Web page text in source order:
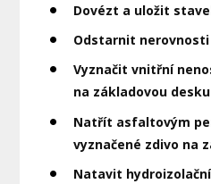
Dovézt a uložit
Odstarnit
Vyznačit vnitřní
na základovou desku
Natřít asfaltovým
vyznačené zdivo na
Natavit